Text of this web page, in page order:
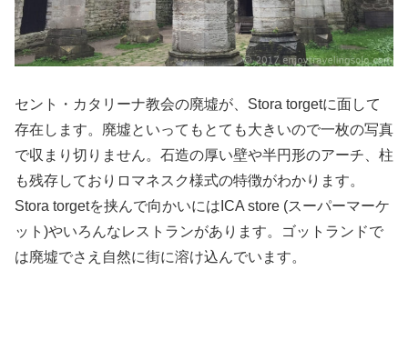
セント・カタリーナ教会の廃墟が、Stora torgetに面して
存在します。廃墟といってもとても大きいので一枚の写真
で収まり切りません。石造の厚い壁や半円形のアーチ、柱
も残存しておりロマネスク様式の特徴がわかります。
Stora torgetを挟んで向かいにはICA store (スーパーマーケ
ット)やいろんなレストランがあります。ゴットランドで
は廃墟でさえ自然に街に溶け込んでいます。